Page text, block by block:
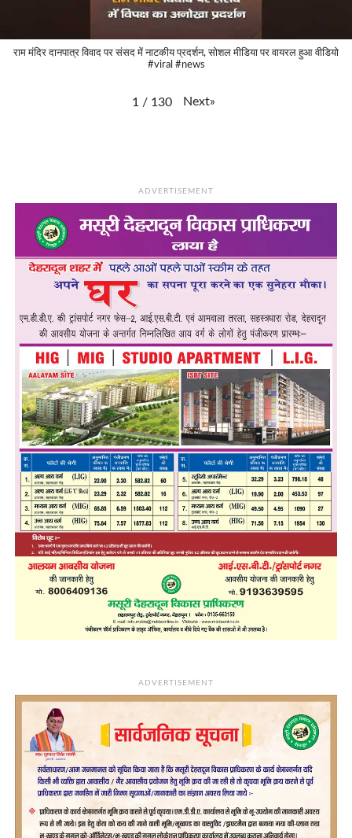
राम मंदिर दानपात्र विवाद पर संसद में नाटकीय प्रदर्शन, सोशल मीडिया पर वायरल हुआ वीडियो
#viral #news
1 / 130 Next»
ADVERTISEMENT
ADVERTISEMENT